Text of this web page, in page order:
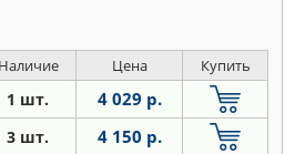
Наличие Цена Купить
1 шт. 4 029 р.
3 шт. 4 150 р.